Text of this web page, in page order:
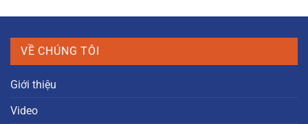
VỀ CHÚNG TÔI
Giới thiệu
Video